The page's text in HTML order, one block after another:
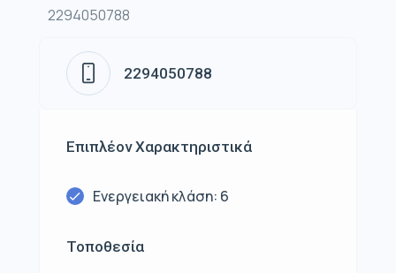
2294050788
2294050788
Επιπλέον Χαρακτηριστικά
Ενεργειακή κλάση: 6
Τοποθεσία